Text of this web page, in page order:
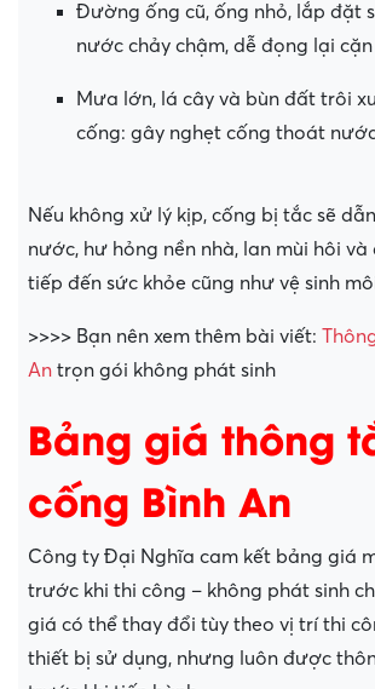
Đường ống cũ, ống nhỏ, lắp đặt
nước chảy chậm, dễ đọng lại
Mưa lớn, lá cây và bùn đất trôi
cống: gây nghẹt cống thoát
Nếu không xử lý kịp, cống bị tắc sẽ
nước, hư hỏng nền nhà, lan mùi hôi
tiếp đến sức khỏe cũng như vệ sinh
>>>> Bạn nên xem thêm bài viết:
An trọn gói không phát sinh
Bảng giá thông
cống Bình An
Công ty Đại Nghĩa cam kết bảng giá
trước khi thi công – không phát sinh
giá có thể thay đổi tùy theo vị trí thi
thiết bị sử dụng, nhưng luôn được